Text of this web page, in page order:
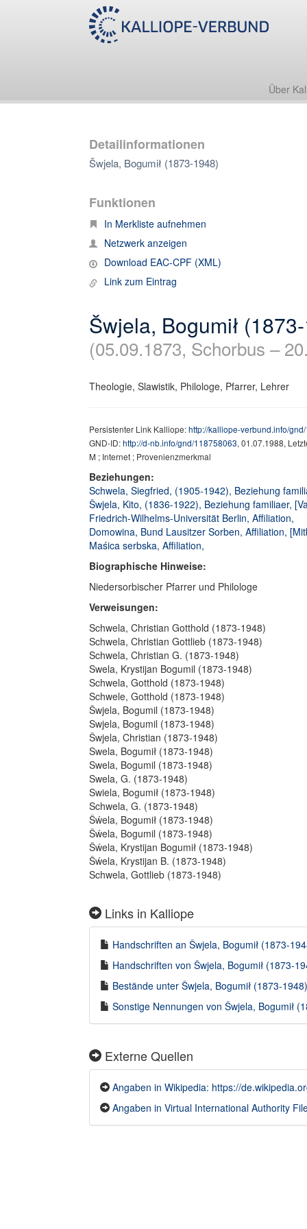
Über
Detailinformationen
Šwjela, Bogumił (1873-1948)
Funktionen
In Merkliste aufnehmen
Netzwerk anzeigen
Download EAC-CPF (XML)
Link zum Eintrag
Šwjela, Bogumił
(05.09.1873, Schorbus –
Theologie, Slawistik, Philologe, Pfarrer, Lehrer
Persistenter Link Kalliope:http://kalliope-verbund.info/
GND-ID:http://d-nb.info/gnd/118758063, 01.07.1988,
M ; Internet ; Provenienzmerkmal
Beziehungen:
Schwela, Siegfried, (1905-1942), Beziehung
Šwjela, Kito, (1836-1922), Beziehung familiaer,
Friedrich-Wilhelms-Universität Berlin, Affiliation,
Domowina, Bund Lausitzer Sorben, Affiliation,
Maśica serbska, Affiliation,
Biographische Hinweise:
Niedersorbischer Pfarrer und Philologe
Verweisungen:
Schwela, Christian Gotthold (1873-1948)
Schwela, Christian Gottlieb (1873-1948)
Schwela, Christian G. (1873-1948)
Swela, Krystijan Bogumil (1873-1948)
Schwela, Gotthold (1873-1948)
Schwele, Gotthold (1873-1948)
Šwjela, Bogumil (1873-1948)
Swjela, Bogumil (1873-1948)
Šwjela, Christian (1873-1948)
Swela, Bogumił (1873-1948)
Swela, Bogumil (1873-1948)
Swela, G. (1873-1948)
Swiela, Bogumił (1873-1948)
Schwela, G. (1873-1948)
Šẃela, Bogumił (1873-1948)
Šẃela, Bogumil (1873-1948)
Šẃela, Krystijan Bogumił (1873-1948)
Šẃela, Krystijan B. (1873-1948)
Schwela, Gottlieb (1873-1948)
Links in Kalliope
Handschriften an Šwjela, Bogumił (1873-
Handschriften von Šwjela, Bogumił (1873-
Bestände unter Šwjela, Bogumił (1873-
Sonstige Nennungen von Šwjela, Bogumił
Externe Quellen
Angaben in Wikipedia: https://
Angaben in Virtual International Authority